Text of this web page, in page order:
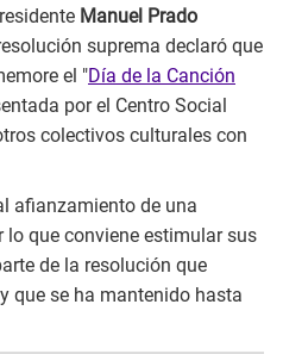
Manuel Prado
suprema declaró que
el "Día de la Canción
por el Centro Social
colectivos culturales con
afianzamiento de una
que conviene estimular sus
de la resolución que
que se ha mantenido hasta